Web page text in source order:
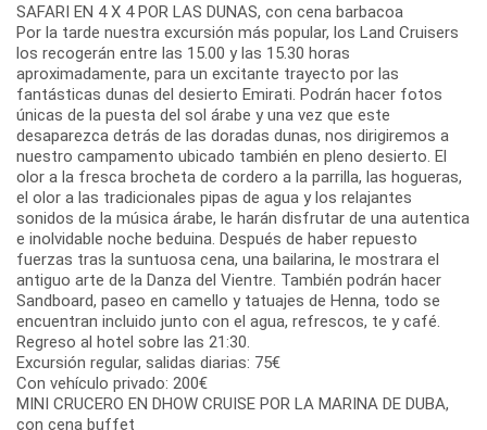
SAFARI EN 4 X 4 POR LAS DUNAS, con cena barbacoa
Por la tarde nuestra excursión más popular, los Land Cruisers
los recogerán entre las 15.00 y las 15.30 horas
aproximadamente, para un excitante trayecto por las
fantásticas dunas del desierto Emirati. Podrán hacer fotos
únicas de la puesta del sol árabe y una vez que este
desaparezca detrás de las doradas dunas, nos dirigiremos a
nuestro campamento ubicado también en pleno desierto. El
olor a la fresca brocheta de cordero a la parrilla, las hogueras,
el olor a las tradicionales pipas de agua y los relajantes
sonidos de la música árabe, le harán disfrutar de una autentica
e inolvidable noche beduina. Después de haber repuesto
fuerzas tras la suntuosa cena, una bailarina, le mostrara el
antiguo arte de la Danza del Vientre. También podrán hacer
Sandboard, paseo en camello y tatuajes de Henna, todo se
encuentran incluido junto con el agua, refrescos, te y café.
Regreso al hotel sobre las 21:30.
Excursión regular, salidas diarias: 75€
Con vehículo privado: 200€
MINI CRUCERO EN DHOW CRUISE POR LA MARINA DE DUBA,
con cena buffet